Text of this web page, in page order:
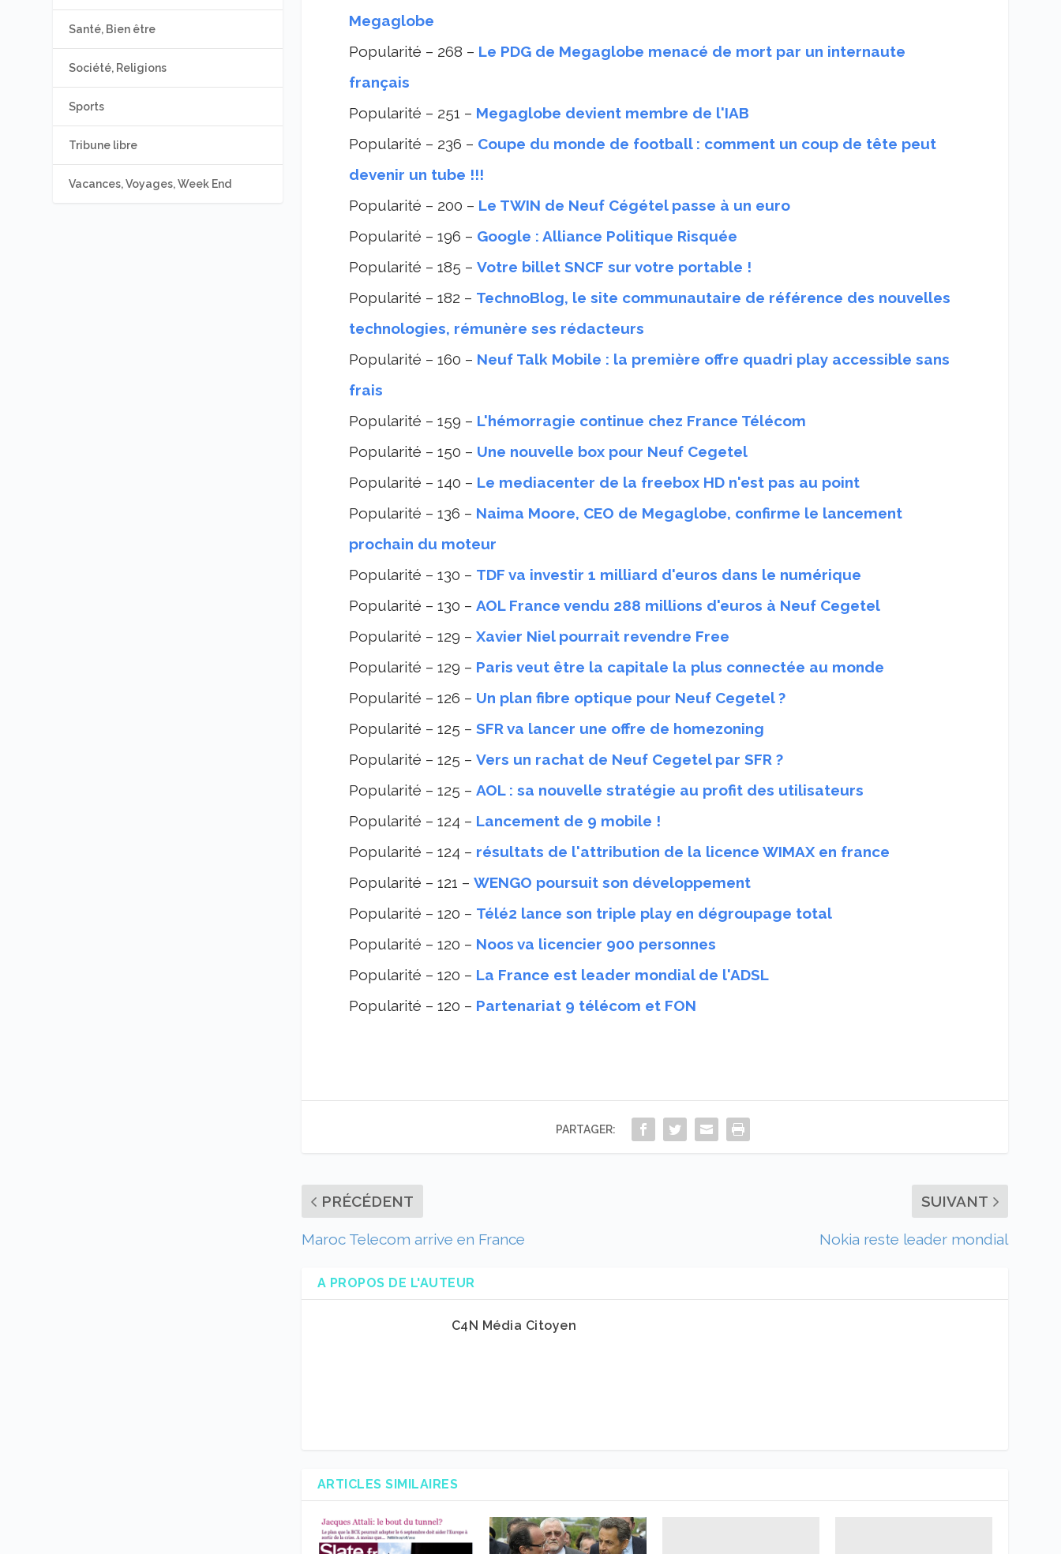
Megaglobe
Popularité – 268 – Le PDG de Megaglobe menacé de mort par un internaute
français
Popularité – 251 – Megaglobe devient membre de l'IAB
Popularité – 236 – Coupe du monde de football : comment un coup de tête peut
devenir un tube !!!
Popularité – 200 – Le TWIN de Neuf Cégétel passe à un euro
Popularité – 196 – Google : Alliance Politique Risquée
Popularité – 185 – Votre billet SNCF sur votre portable !
Popularité – 182 – TechnoBlog, le site communautaire de référence des nouvelles
technologies, rémunère ses rédacteurs
Popularité – 160 – Neuf Talk Mobile : la première offre quadri play accessible sans
frais
Popularité – 159 – L'hémorragie continue chez France Télécom
Popularité – 150 – Une nouvelle box pour Neuf Cegetel
Popularité – 140 – Le mediacenter de la freebox HD n'est pas au point
Popularité – 136 – Naima Moore, CEO de Megaglobe, confirme le lancement
prochain du moteur
Popularité – 130 – TDF va investir 1 milliard d'euros dans le numérique
Popularité – 130 – AOL France vendu 288 millions d'euros à Neuf Cegetel
Popularité – 129 – Xavier Niel pourrait revendre Free
Popularité – 129 – Paris veut être la capitale la plus connectée au monde
Popularité – 126 – Un plan fibre optique pour Neuf Cegetel ?
Popularité – 125 – SFR va lancer une offre de homezoning
Popularité – 125 – Vers un rachat de Neuf Cegetel par SFR ?
Popularité – 125 – AOL : sa nouvelle stratégie au profit des utilisateurs
Popularité – 124 – Lancement de 9 mobile !
Popularité – 124 – résultats de l'attribution de la licence WIMAX en france
Popularité – 121 – WENGO poursuit son développement
Popularité – 120 – Télé2 lance son triple play en dégroupage total
Popularité – 120 – Noos va licencier 900 personnes
Popularité – 120 – La France est leader mondial de l'ADSL
Popularité – 120 – Partenariat 9 télécom et FON
PARTAGER:
PRÉCÉDENT
Maroc Telecom arrive en France
SUIVANT
Nokia reste leader mondial
A PROPOS DE L'AUTEUR
C4N Média Citoyen
ARTICLES SIMILAIRES
Santé, Bien être
Société, Religions
Sports
Tribune libre
Vacances, Voyages, Week End